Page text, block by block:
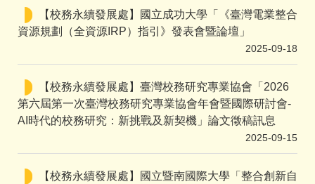
【校務永續發展處】國立成功大學「《臺灣電業整合
資源規劃（全資源IRP）指引》發表會暨論壇」
2025-09-18
【校務永續發展處】臺灣校務研究專業協會「2026
第六屆第一次臺灣校務研究專業協會年會暨國際研討會-
AI時代的校務研究：新挑戰及新契機」論文徵稿訊息
2025-09-15
【校務永續發展處】國立暨南國際大學「整合創新自